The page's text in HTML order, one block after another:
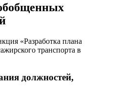
«Разработка плана
транспорта в
должностей,